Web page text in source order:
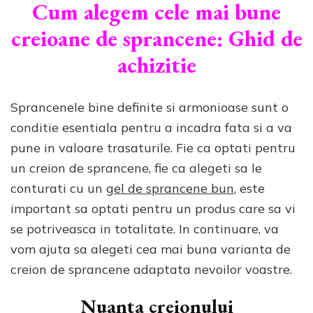
Cum alegem cele mai bune
creioane de sprancene: Ghid de
achizitie
Sprancenele bine definite si armonioase sunt o
conditie esentiala pentru a incadra fata si a va
pune in valoare trasaturile. Fie ca optati pentru
un creion de sprancene, fie ca alegeti sa le
conturati cu un gel de sprancene bun, este
important sa optati pentru un produs care sa vi
se potriveasca in totalitate. In continuare, va
vom ajuta sa alegeti cea mai buna varianta de
creion de sprancene adaptata nevoilor voastre.
Nuanta creionului